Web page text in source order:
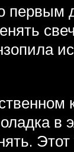
первым
в